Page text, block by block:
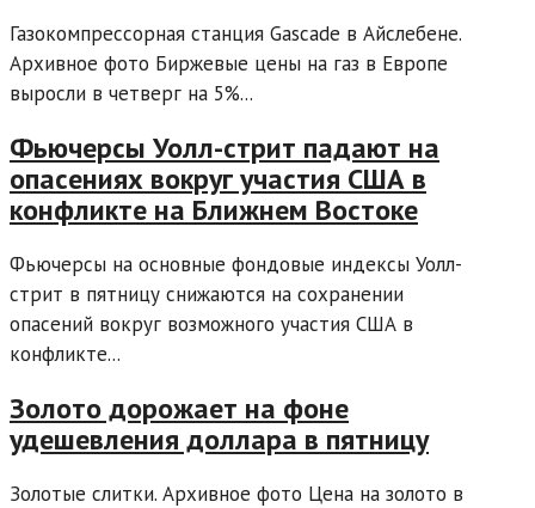
Газокомпрессорная станция Gascade в Айслебене.
Архивное фото Биржевые цены на газ в Европе
выросли в четверг на 5%...
Фьючерсы Уолл-стрит падают на
опасениях вокруг участия США в
конфликте на Ближнем Востоке
Фьючерсы на основные фондовые индексы Уолл-
стрит в пятницу снижаются на сохранении
опасений вокруг возможного участия США в
конфликте...
Золото дорожает на фоне
удешевления доллара в пятницу
Золотые слитки. Архивное фото Цена на золото в